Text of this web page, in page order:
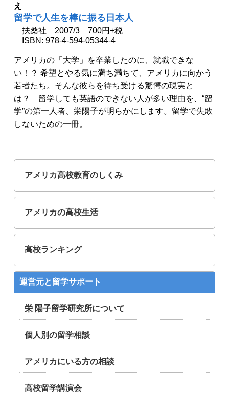
え
留学で人生を棒に振る日本人
扶桑社 2007/3 700円+税
ISBN: 978-4-594-05344-4
アメリカの「大学」を卒業したのに、就職できな
い！？ 希望とやる気に満ち満ちて、アメリカに向かう
若者たち。そんな彼らを待ち受ける驚愕の現実と
は？ 留学しても英語のできない人が多い理由を、“留
学”の第一人者、栄陽子が明らかにします。留学で失敗
しないための一冊。
アメリカ高校教育のしくみ
アメリカの高校生活
高校ランキング
運営元と留学サポート
栄 陽子留学研究所について
個人別の留学相談
アメリカにいる方の相談
高校留学講演会